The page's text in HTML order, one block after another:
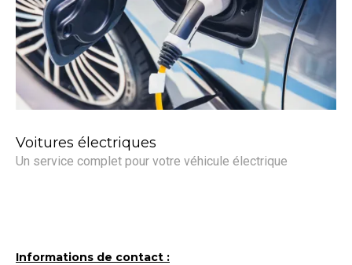
Voitures électriques
Un service complet pour votre véhicule électrique
Informations de contact :